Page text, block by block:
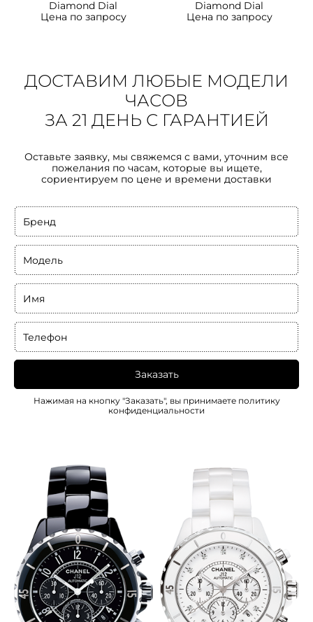
Diamond Dial
Цена по запросу
Diamond Dial
Цена по запросу
ДОСТАВИМ ЛЮБЫЕ МОДЕЛИ
ЧАСОВ
ЗА 21 ДЕНЬ С ГАРАНТИЕЙ
Оставьте заявку, мы свяжемся с вами, уточним все
пожелания по часам, которые вы ищете,
сориентируем по цене и времени доставки
Бренд
Модель
Имя
Телефон
Заказать
Нажимая на кнопку "Заказать", вы принимаете политику
конфиденциальности